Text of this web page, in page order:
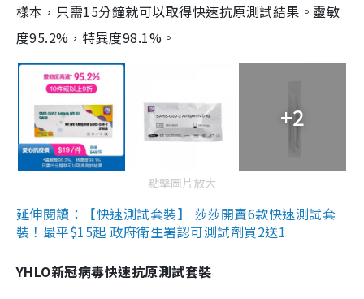
樣本，只需15分鐘就可以取得快速抗原測試結果。靈敏
度95.2%，特異度98.1%。
+2
點擊圖片放大
延伸閱讀：【快速測試套裝】 莎莎開賣6款快速測試套
裝！最平$15起 政府衛生署認可測試劑買2送1
YHLO新冠病毒快速抗原測試套裝